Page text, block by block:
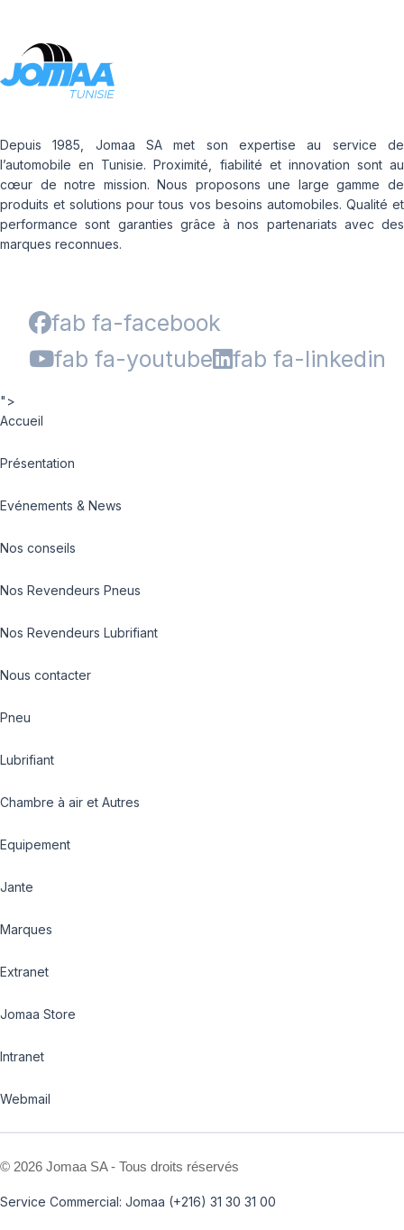
Depuis 1985, Jomaa SA met son expertise au service de
l’automobile en Tunisie. Proximité, fiabilité et innovation sont au
cœur de notre mission. Nous proposons une large gamme de
produits et solutions pour tous vos besoins automobiles. Qualité et
performance sont garanties grâce à nos partenariats avec des
marques reconnues.
fab fa-facebook
fab fa-youtube
fab fa-linkedin
">
Accueil
Présentation
Evénements & News
Nos conseils
Nos Revendeurs Pneus
Nos Revendeurs Lubrifiant
Nous contacter
Pneu
Lubrifiant
Chambre à air et Autres
Equipement
Jante
Marques
Extranet
Jomaa Store
Intranet
Webmail
© 2026 Jomaa SA - Tous droits réservés
Service Commercial: Jomaa (+216) 31 30 31 00